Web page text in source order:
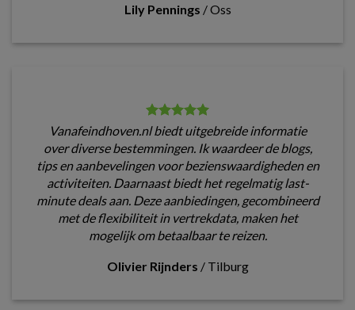
Lily Pennings /Oss
Vanafeindhoven.nl biedt uitgebreide informatie
over diverse bestemmingen. Ik waardeer de blogs,
tips en aanbevelingen voor bezienswaardigheden en
activiteiten. Daarnaast biedt het regelmatig last-
minute deals aan. Deze aanbiedingen, gecombineerd
met de flexibiliteit in vertrekdata, maken het
mogelijk om betaalbaar te reizen.
Olivier Rijnders / Tilburg